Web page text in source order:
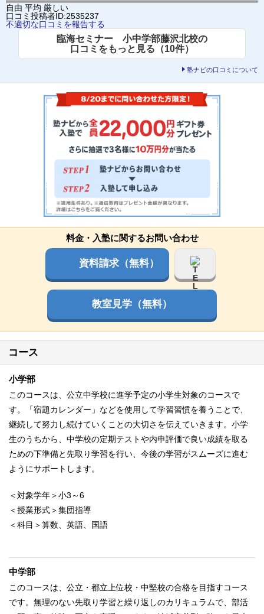
自由 平均 厳しい
口コミ投稿者ID:2535237
不適切な口コミを報告する
臨海セミナー 小中学部藤沢北校の
口コミをもっと見る（10件）
塾ナビの口コミについて
料金・入塾に関するお問い合わせ
資料請求（無料）
教室見学（無料）
コース
小学部
このコースは、公立中学校に進学予定の小学生対象のコースで
す。「宿題カレンダー」などを使用して学習習慣を養うことで、
継続して努力し続けていくことの大切さを伝えていきます。小学
生のうちから、中学校の定期テストや内申評価で良い成績を取る
ための下準備と先取り学習を行い、今後の学習がスムーズに進む
ようにサポートします。
＜対象学年＞小3～6
＜授業形式＞集団指導
＜科目＞算数、英語、国語
中学部
このコースは、公立・都立上位校・中堅校の合格を目指すコース
です。無理のない先取り学習と繰り返しのカリキュラムで、部活